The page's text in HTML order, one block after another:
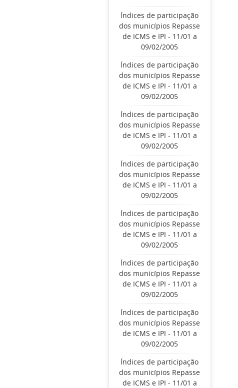
Índices de participação
dos municípios Repasse
de ICMS e IPI - 11/01 a
09/02/2005
Índices de participação
dos municípios Repasse
de ICMS e IPI - 11/01 a
09/02/2005
Índices de participação
dos municípios Repasse
de ICMS e IPI - 11/01 a
09/02/2005
Índices de participação
dos municípios Repasse
de ICMS e IPI - 11/01 a
09/02/2005
Índices de participação
dos municípios Repasse
de ICMS e IPI - 11/01 a
09/02/2005
Índices de participação
dos municípios Repasse
de ICMS e IPI - 11/01 a
09/02/2005
Índices de participação
dos municípios Repasse
de ICMS e IPI - 11/01 a
09/02/2005
Índices de participação
dos municípios Repasse
de ICMS e IPI - 11/01 a